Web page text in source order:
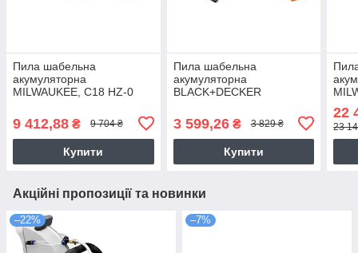
Пила шабельна
акумуляторна
MILWAUKEE, C18 HZ-0
картонне пакування)
9 412,88 ₴ 9 704 ₴
Купити
Пила шабельна
акумуляторна
BLACK+DECKER
3 599,26₴ 3 829 ₴
Купити
18
В4
22
23
Акційні пропозиції та новинки
–22% –7%